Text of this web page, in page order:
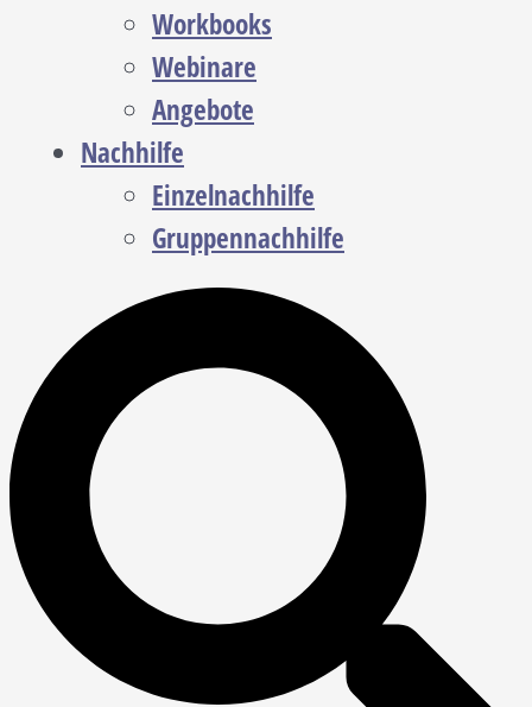
Workbooks
Webinare
Angebote
Nachhilfe
Einzelnachhilfe
Gruppennachhilfe